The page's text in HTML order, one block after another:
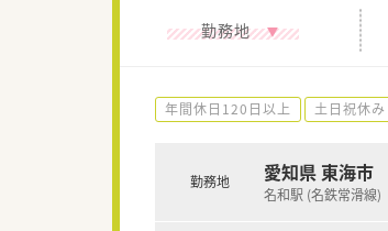
勤務地
年間休日120日以上 土日祝休み
勤務地 愛知県 東海市
名和駅 (名鉄常滑線)